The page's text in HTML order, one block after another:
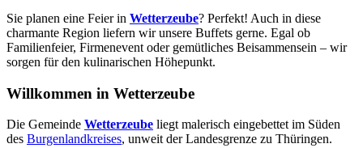
Sie planen eine Feier in Wetterzeube? Perfekt! Auch in diese
charmante Region liefern wir unsere Buffets gerne. Egal ob
Familienfeier, Firmenevent oder gemütliches Beisammensein – wir
sorgen für den kulinarischen Höhepunkt.
Willkommen in Wetterzeube
Die Gemeinde Wetterzeube liegt malerisch eingebettet im Süden
des Burgenlandkreises, unweit der Landesgrenze zu Thüringen.